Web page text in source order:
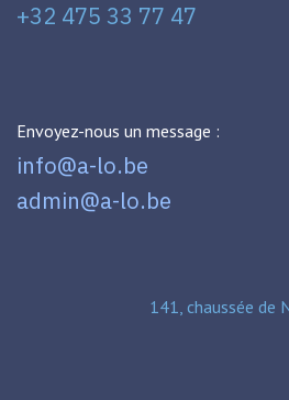
+32 475 33 77 47
Envoyez-nous un message :
info@a-lo.be
admin@a-lo.be
141, chaussée de